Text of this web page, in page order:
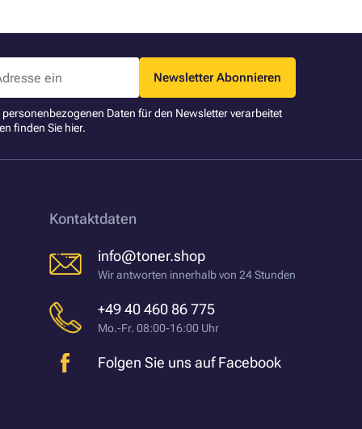
Newsletter Abonnieren
Daten für den Newsletter verarbeitet
finden Sie hier.
Kontaktdaten
info@toner.shop
Wir antworten innerhalb von 24 Stunden
+49 40 460 86 775
Mo.-Fr. 08:00-16:00 Uhr
Folgen Sie uns auf Facebook